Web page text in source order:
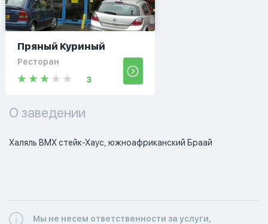
Пряный Куриный
Ресторан
3
О заведении
Халяль ВМХ стейк-Хаус, южноафриканский Браай
Мы не несем ответственности за услуги,